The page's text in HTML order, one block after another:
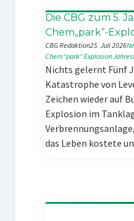
Die CBG zum 5.
Chem„park“-
CBG Redaktion25. Juli 2026
Chem“park“Explosion
Nichts gelernt Fünf
Katastrophe von
Zeichen wieder auf
Explosion im
das Leben kostete